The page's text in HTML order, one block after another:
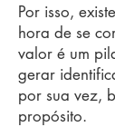
Por isso,
hora de se
valor é um
gerar
por sua vez,
propósito.